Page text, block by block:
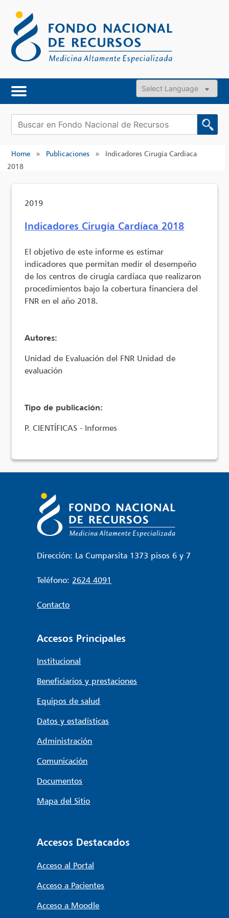
content
Powered by
Buscar:
Home » Publicaciones »
Indicadores Cirugía Cardíaca
2018
2019
Indicadores Cirugía Cardíaca 2018
El objetivo de este informe es estimar
indicadores que permitan medir el desempeño
de los centros de cirugía cardíaca que realizaron
procedimientos bajo la cobertura financiera del
FNR en el año 2018.
Autores:
Unidad de Evaluación del FNR Unidad de
evaluación
Tipo de publicación:
P. CIENTÍFICAS - Informes
Dirección: La Cumparsita 1373 pisos 6 y 7
Teléfono: 2624 4091
Contacto
Accesos Principales
Institucional
Beneficiarios y prestaciones
Equipos de salud
Datos y estadísticas
Administración
Comunicación
Documentos
Mapa del Sitio
Accesos Destacados
Acceso al Portal
Acceso a Pacientes
Acceso a Moodle